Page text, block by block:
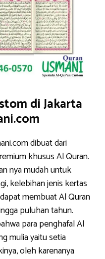
di Jakarta
dibuat dari
khusus Al Quran.
nya mudah untuk
kelebihan jenis kertas
membuat Al Quran
puluhan tahun.
para penghafal Al
mulia yaitu setia
oleh karenanya